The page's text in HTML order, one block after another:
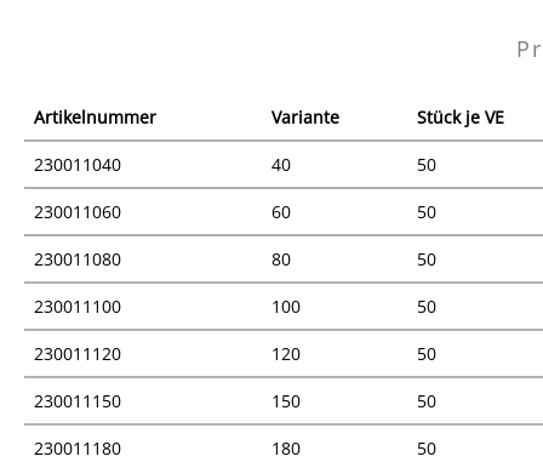
Artikelnummer Variante Stück je VE
230011040 40 50
230011060 60 50
230011080 80 50
230011100 100 50
230011120 120 50
230011150 150 50
230011180 180 50